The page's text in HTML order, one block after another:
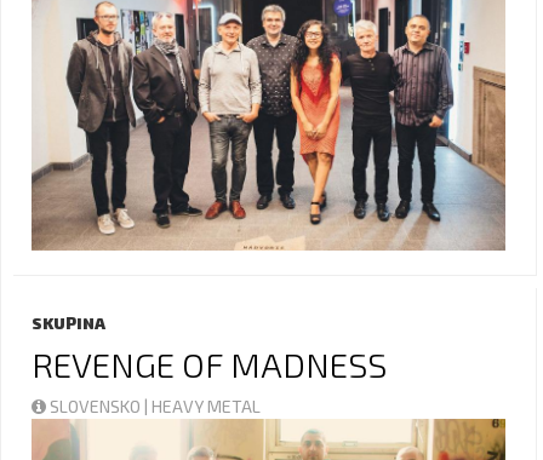
SKUPINA
REVENGE OF MADNESS
SLOVENSKO | HEAVY METAL